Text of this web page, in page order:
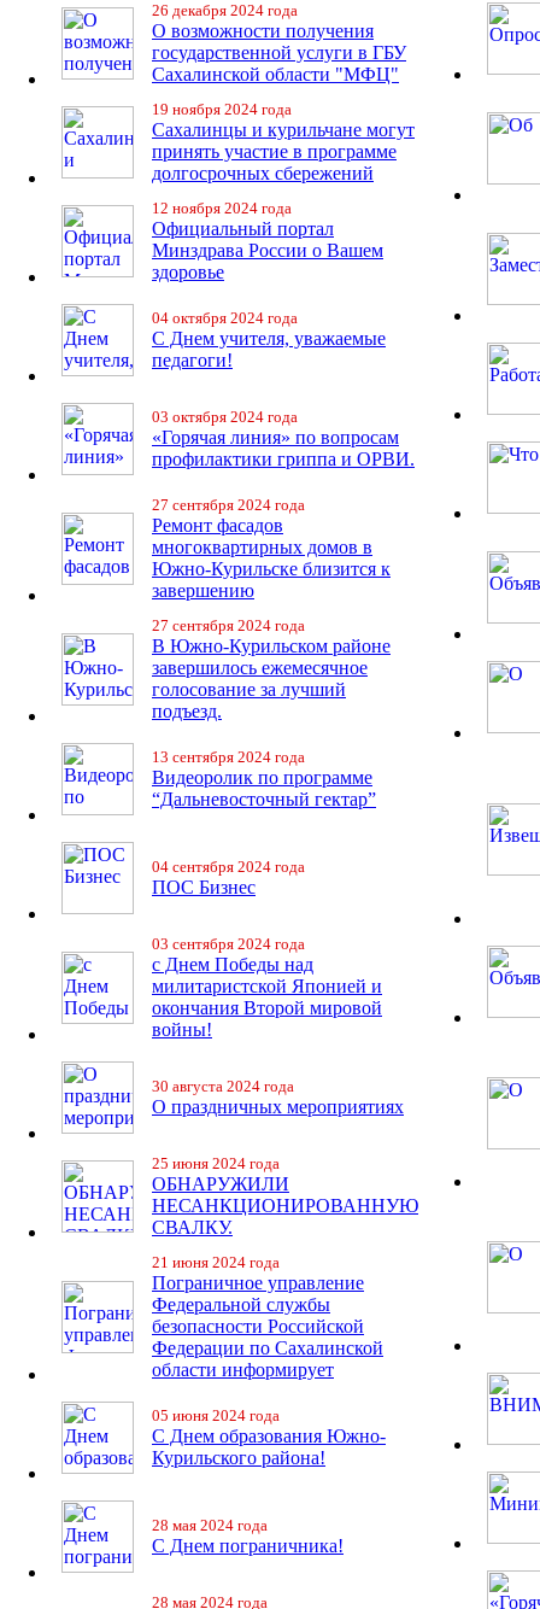
26 декабря 2024 года
О возможности получения
государственной услуги в ГБУ
Сахалинской области "МФЦ"
19 ноября 2024 года
Сахалинцы и курильчане могут
принять участие в программе
долгосрочных сбережений
12 ноября 2024 года
Официальный портал
Минздрава России о Вашем
здоровье
04 октября 2024 года
С Днем учителя, уважаемые
педагоги!
03 октября 2024 года
«Горячая линия» по вопросам
профилактики гриппа и ОРВИ.
27 сентября 2024 года
Ремонт фасадов
многоквартирных домов в
Южно-Курильске близится к
завершению
27 сентября 2024 года
В Южно-Курильском районе
завершилось ежемесячное
голосование за лучший
подъезд.
13 сентября 2024 года
Видеоролик по программе
“Дальневосточный гектар”
04 сентября 2024 года
ПОС Бизнес
03 сентября 2024 года
с Днем Победы над
милитаристской Японией и
окончания Второй мировой
войны!
30 августа 2024 года
О праздничных мероприятиях
25 июня 2024 года
ОБНАРУЖИЛИ
НЕСАНКЦИОНИРОВАННУЮ
СВАЛКУ.
21 июня 2024 года
Пограничное управление
Федеральной службы
безопасности Российской
Федерации по Сахалинской
области информирует
05 июня 2024 года
С Днем образования Южно-
Курильского района!
28 мая 2024 года
С Днем пограничника!
28 мая 2024 года